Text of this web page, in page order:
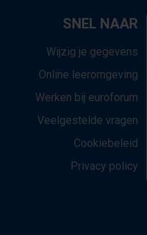
SNEL NAAR
Wijzig je gegevens
Online leeromgeving
Werken bij euroforum
Veelgestelde vragen
Cookiebeleid
Privacy policy